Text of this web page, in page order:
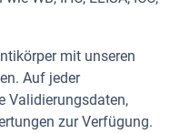
mit unseren
Auf jeder
Validierungsdaten,
zur Verfügung.